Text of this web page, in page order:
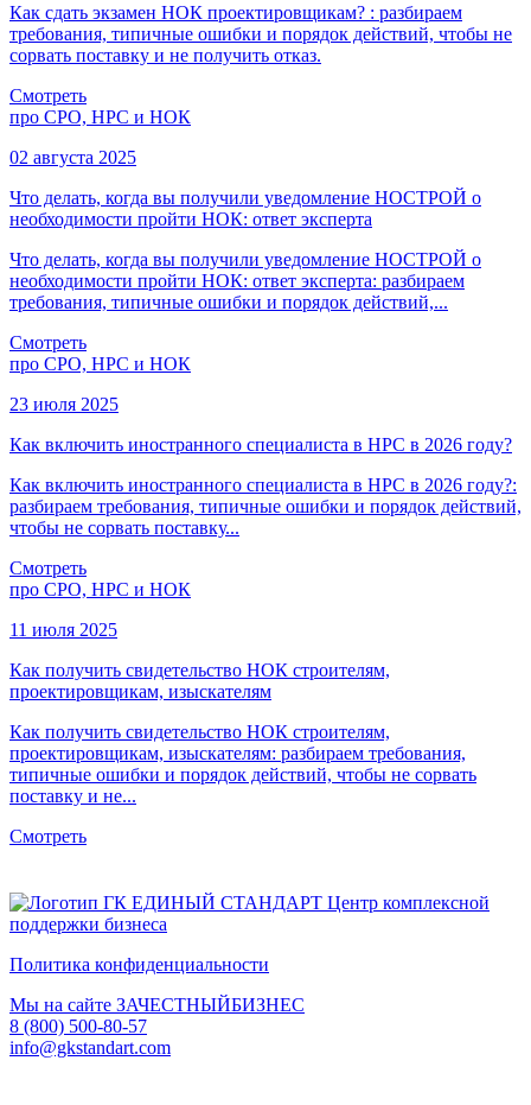
Как сдать экзамен НОК проектировщикам? : разбираем
требования, типичные ошибки и порядок действий, чтобы не
сорвать поставку и не получить отказ.
Смотреть
про СРО, НРС и НОК
02 августа 2025
Что делать, когда вы получили уведомление НОСТРОЙ о
необходимости пройти НОК: ответ эксперта
Что делать, когда вы получили уведомление НОСТРОЙ о
необходимости пройти НОК: ответ эксперта: разбираем
требования, типичные ошибки и порядок действий,...
Смотреть
про СРО, НРС и НОК
23 июля 2025
Как включить иностранного специалиста в НРС в 2026 году?
Как включить иностранного специалиста в НРС в 2026 году?:
разбираем требования, типичные ошибки и порядок действий,
чтобы не сорвать поставку...
Смотреть
про СРО, НРС и НОК
11 июля 2025
Как получить свидетельство НОК строителям,
проектировщикам, изыскателям
Как получить свидетельство НОК строителям,
проектировщикам, изыскателям: разбираем требования,
типичные ошибки и порядок действий, чтобы не сорвать
поставку и не...
Смотреть
ГК ЕДИНЫЙ СТАНДАРТ Центр комплексной
поддержки бизнеса
Политика конфиденциальности
Мы на сайте ЗАЧЕСТНЫЙБИЗНЕС
8 (800) 500-80-57
info@gkstandart.com